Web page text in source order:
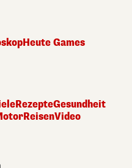
Heute Games
RezepteGesundheit
ReisenVideo